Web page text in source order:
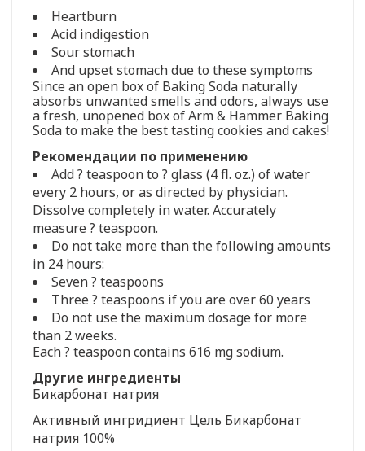
Heartburn
Acid indigestion
Sour stomach
And upset stomach due to these symptoms
Since an open box of Baking Soda naturally
absorbs unwanted smells and odors, always use
a fresh, unopened box of Arm & Hammer Baking
Soda to make the best tasting cookies and cakes!
Рекомендации по применению
Add ? teaspoon to ? glass (4 fl. oz.) of water
every 2 hours, or as directed by physician.
Dissolve completely in water. Accurately
measure ? teaspoon.
Do not take more than the following amounts
in 24 hours:
Seven ? teaspoons
Three ? teaspoons if you are over 60 years
Do not use the maximum dosage for more
than 2 weeks.
Each ? teaspoon contains 616 mg sodium.
Другие ингредиенты
Бикарбонат натрия
Активный ингридиент Цель Бикарбонат
натрия 100%